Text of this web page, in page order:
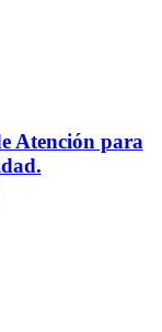
Atención para